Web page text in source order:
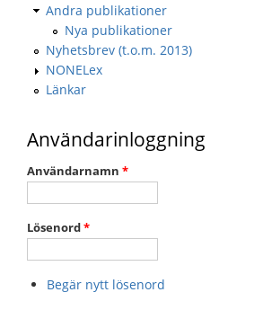
Andra publikationer
Nya publikationer
Nyhetsbrev (t.o.m. 2013)
NONELex
Länkar
Användarinloggning
Användarnamn *
Lösenord*
Begär nytt lösenord